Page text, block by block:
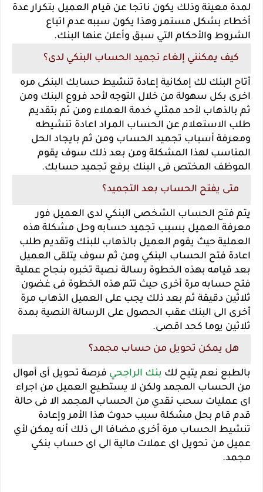
لمدة معينة وذلك يكون ناتجا عن قيام العميل بتكرار عدة
أخطاء بشكل مستمر وهذا يكون سببه عدم اتباع
الشروط والأحكام التي سبق وأعلن عنها البنك.
كيف يمكنني إلغاء تجميد الحساب البنكي لدى؟
أتاح البنك لك إمكانية إعادة تنشيط حسابك البنكى مره
اخرى بكل سهولة من خلال التوجه لأحد فروع البنك ومن
ثم بالذهاب لأحد ممثلي خدمة العملاء ومن ثم بتقديم
طلب الاستعلام عن الحساب المراد اعادة تنشيطه
ومعرفة أسباب تجميد الحساب ومن ثم بايجاد الحل
المناسب لهذا المشكلة ومن بعد ذلك سوف يقوم
الموظف المختص فى البنك برفع تجميد حسابك.
متى يفتح الحساب بعد التجميد؟
يتم فتح الحساب الشخصى البنكي لدى العميل فور
معرفة العميل بسبب تجميد حسابه وحل مشكلة هذه
العملية حيث يقوم العميل بالذهاب للبنك وتقديم طلب
اعادة فتح الحساب البنكي ومن ثم سوف يتلقى العميل
بعد قيامه بهذه الخطوة رسالة نصية تخبره بنجاح عملية
فتح حسابه مرة أخرى حيث تتم هذه الخطوة فى غضون
ثلاثين دقيقة ثم بعد ذلك يجب على العميل الذهاب مرة
أخرى الى البنك عقب الحصول على الرسالة النصية بمدة
ثلاثين يوما كحد اقصى.
هل يمكن تحويل من حساب مجمد؟
بالطبع نعم يتيح لك بنك الراجحي فرصة تحويل أى أموال
من الحساب المجمد ولكن لا يستطيع العميل من اجراء
اى عمليات سحب نقدي من الحساب المجمد الا فى حالة
قدم قام بحل مشكلة سبب حدوث هذا الأمر وإعادة
تنشيط الحساب مرة أخرى مضافا الى ذلك أنه يمكن لأي
عميل من تحويل اى عملات مالية الى اى حساب بنكي
مجمد.